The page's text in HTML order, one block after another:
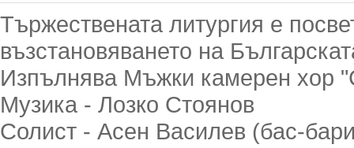
Тържествената литургия е
възстановяването на
Изпълнява Мъжки камерен хор
Музика - Лозко Стоянов
Солист - Асен Василев (бас-